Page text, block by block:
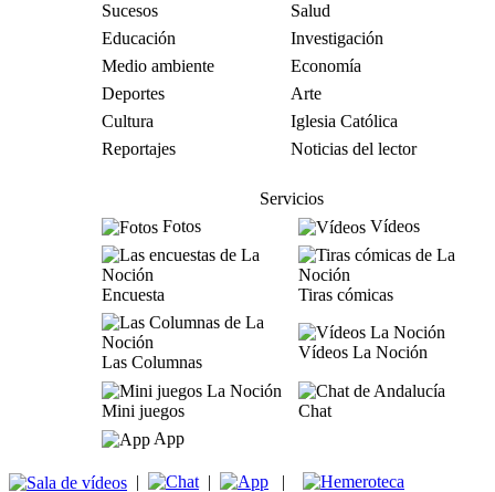
Sucesos
Salud
Educación
Investigación
Medio ambiente
Economía
Deportes
Arte
Cultura
Iglesia Católica
Reportajes
Noticias del lector
Servicios
Fotos
Vídeos
Encuesta Tiras cómicas
Las Columnas
Vídeos La Noción
Mini juegos
Chat
App
| | |